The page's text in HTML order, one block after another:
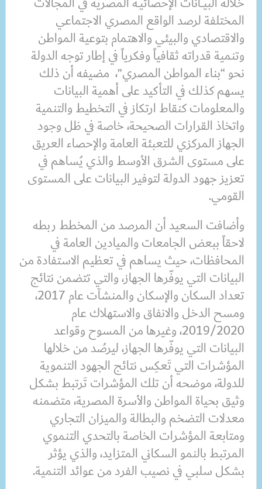
المختلفة لرصد الواقع المصري الاجتماعي
والاقتصادي والبيئي والاهتمام بتوعية المواطن
وتنمية قدراته ثقافياً وفكرياً في إطار توجه الدولة
نحو “بناء المواطن المصري”، مضيفه أن ذلك
يسهم كذلك في التأكيد على أهمية البيانات
والمعلومات كنقاط ارتكاز في التخطيط والتنمية
واتخاذ القرارات الصحيحة، خاصة في ظل وجود
الجهاز المركزي للتعبئة العامة والإحصاء العريق
على مستوى الشرق الأوسط والذي يُساهم في
تعزيز جهود الدولة لتوفير البيانات على المستوى
القومي.
وأضافت السعيد أن المرصد من المخطط ربطه
لاحقاً ببعض الجامعات والميادين العامة في
المحافظات، حيث يساهم في تعظيم الاستفادة من
البيانات التي يوفّرها الجهاز، والتي تتضمن نتائج
تعداد السكان والإسكان والمنشآت عام 2017،
ومسح الدخل والانفاق والاستهلاك عام
2019/2020، وغيرها من المسوح وقواعد
البيانات التي يوفّرها الجهاز، ليرصُد من خلالها
المؤشرات التي تَعكِس نتائج الجهود التنموية
للدولة، موضحه أن تلك المؤشرات تَرتبط بشكل
وثيق بحياة المواطن والأسرة المصرية، متضمنه
معدلات التضخم والبطالة والميزان التجاري
ومتابعة المؤشرات الخاصة بالتحدي التنموي
المرتبط بالنمو السكاني المتزايد، والذي يؤثر
بشكل سلبي في نصيب الفرد من عوائد التنمية.